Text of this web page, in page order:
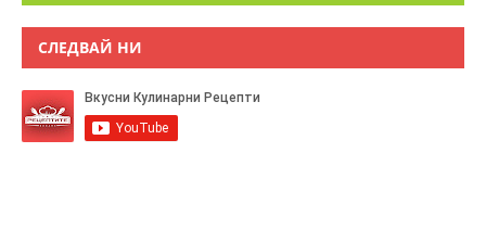
СЛЕДВАЙ НИ